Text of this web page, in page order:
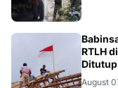
RTLH
Ditutup
August